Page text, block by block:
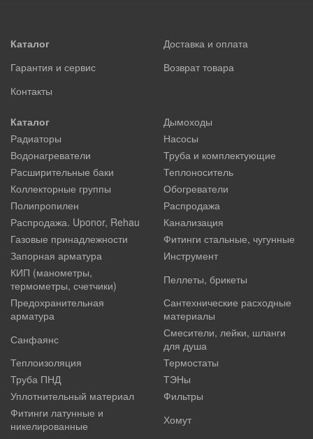
Каталог
Доставка и оплата
Гарантия и сервис
Возврат товара
Контакты
Каталог
Дымоходы
Радиаторы
Насосы
Водонагреватели
Труба и комплектующие
Расширительные баки
Теплоноситель
Коллекторные группы
Обогреватели
Полипропилен
Распродажа
Распродажа. Uponor, Rehau
Канализация
Газовые принадлежности
Фитинги стальные, чугунные
Запорная арматура
Инструмент
КИП (манометры,
термометры, счетчики)
Пеллеты, брикеты
Предохранительная
арматура
Сантехнические расходные
материалы
Санфаянс
Смесители, лейки, шланги
для душа
Теплоизоляция
Термостаты
Труба ПНД
ТЭНы
Уплотнительный материал
Фильтры
Фитинги латунные и
никелированные
Хомут